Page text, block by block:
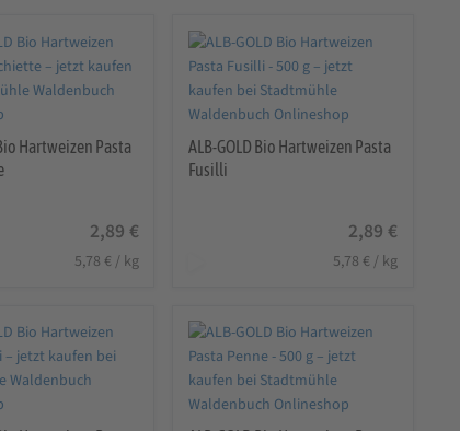
Hartweizen Pasta
2,89 €
5,78 € / kg
ALB-GOLD Bio Hartweizen Pasta
Fusilli
2,89€
5,78 € / kg